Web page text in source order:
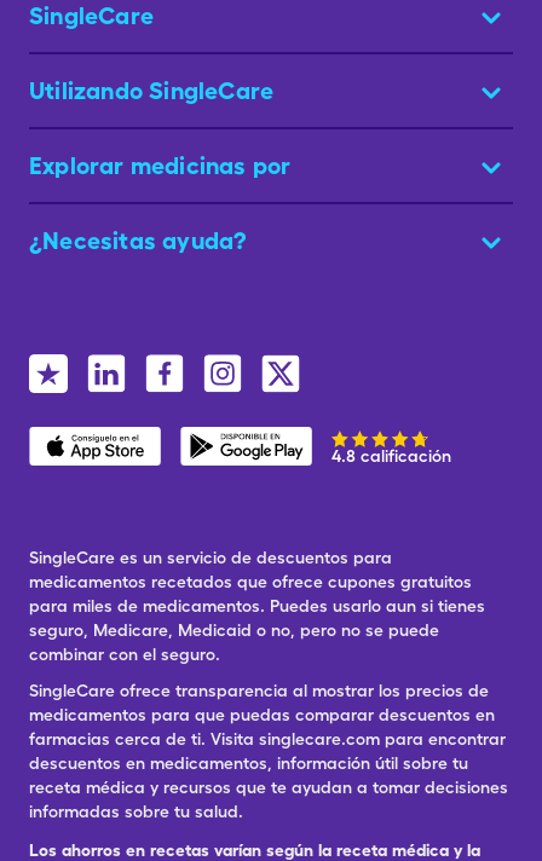
SingleCare
Utilizando SingleCare
Explorar medicinas por
¿Necesitas ayuda?
4.8 calificación
SingleCare es un servicio de descuentos para
medicamentos recetados que ofrece cupones gratuitos
para miles de medicamentos. Puedes usarlo aun si tienes
seguro, Medicare, Medicaid o no, pero no se puede
combinar con el seguro.
SingleCare ofrece transparencia al mostrar los precios de
medicamentos para que puedas comparar descuentos en
farmacias cerca de ti. Visita singlecare.com para encontrar
descuentos en medicamentos, información útil sobre tu
receta médica y recursos que te ayudan a tomar decisiones
informadas sobre tu salud.
Los ahorros en recetas varían según la receta médica y la